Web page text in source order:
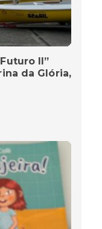
II”
da Glória,